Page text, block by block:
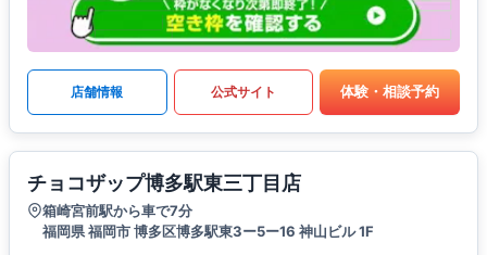
店舗情報 公式サイト 体験・相談予約
チョコザップ博多駅東三丁目店
箱崎宮前駅から車で7分
福岡県 福岡市 博多区博多駅東3ー5ー16 神山ビル 1F